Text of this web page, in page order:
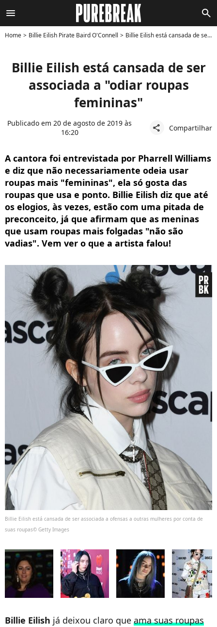
menu search
Home Billie Eilish Pirate Baird O'Connell Billie Eilish está cansada de ser associada a "odiar roupas femininas"
Billie Eilish está cansada de ser
associada a "odiar roupas
femininas"
Publicado em 20 de agosto de 2019 às
16:20
share Compartilhar
A cantora foi entrevistada por Pharrell Williams
e diz que não necessariamente odeia usar
roupas mais "femininas", ela só gosta das
roupas que usa e ponto. Billie Eilish diz que até
os elogios, às vezes, estão com uma pitada de
preconceito, já que afirmam que as meninas
que usam roupas mais folgadas "não são
vadias". Vem ver o que a artista falou!
Billie Eilish está cansada de ser associada a ofensas a outras mulheres por conta de
suas roupas© Getty Images
Billie Eilish já deixou claro que ama suas roupas